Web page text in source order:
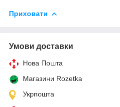
Приховати
Умови доставки
Нова Пошта
Магазини Rozetka
Укрпошта